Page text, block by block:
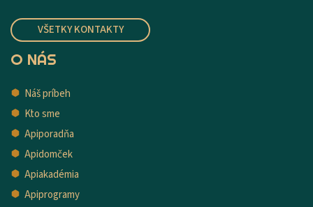
VŠETKY KONTAKTY
O NÁS
Náš príbeh
Kto sme
Apiporadňa
Apidomček
Apiakadémia
Apiprogramy